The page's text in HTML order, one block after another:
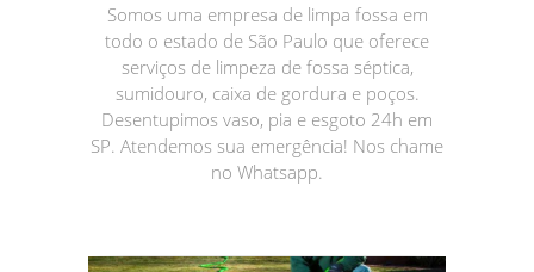
Somos uma empresa de limpa fossa em
todo o estado de São Paulo que oferece
serviços de limpeza de fossa séptica,
sumidouro, caixa de gordura e poços.
Desentupimos vaso, pia e esgoto 24h em
SP. Atendemos sua emergência! Nos chame
no Whatsapp.